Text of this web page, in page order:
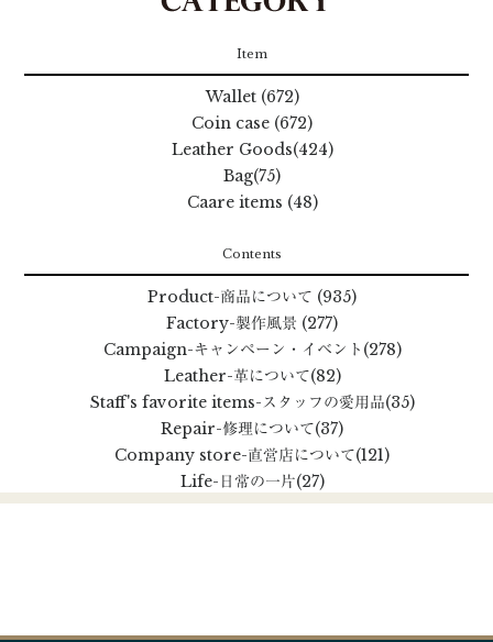
Item
Wallet (672)
Coin case (672)
Leather Goods(424)
Bag(75)
Caare items (48)
Contents
Product-商品について (935)
Factory-製作風景 (277)
Campaign-キャンペーン・イベント (278)
Leather-革について(82)
Staff's favorite items-スタッフの愛用品(35)
Repair-修理について(37)
Company store-直営店について(121)
Life-日常の一片(27)